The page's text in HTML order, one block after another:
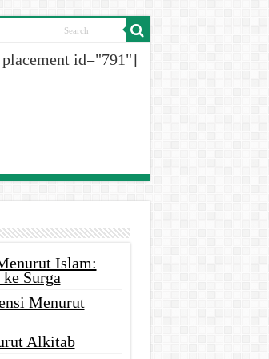
id="791"]
Islam:
Surga
Menurut
Alkitab